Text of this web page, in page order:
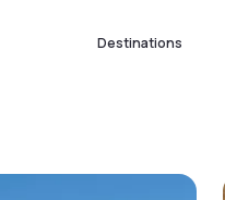
Destinations